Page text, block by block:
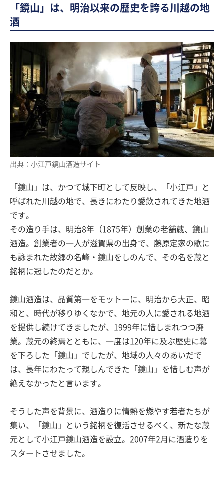
「鏡山」は、明治以来の歴史を誇る川越の地
酒
出典：小江戸鏡山酒造サイト
「鏡山」は、かつて城下町として反映し、「小江戸」と
呼ばれた川越の地で、長きにわたり愛飲されてきた地酒
です。
その造り手は、明治8年（1875年）創業の老舗蔵、鏡山
酒造。創業者の一人が滋賀県の出身で、藤原定家の歌に
も詠まれた故郷の名峰・鏡山をしのんで、その名を蔵と
銘柄に冠したのだとか。
鏡山酒造は、品質第一をモットーに、明治から大正、昭
和と、時代が移りゆくなかで、地元の人に愛される地酒
を提供し続けてきましたが、1999年に惜しまれつつ廃
業。蔵元の終焉とともに、一度は120年に及ぶ歴史に幕
を下ろした「鏡山」でしたが、地域の人々のあいだで
は、長年にわたって親しんできた「鏡山」を惜しむ声が
絶えなかったと言います。
そうした声を背景に、酒造りに情熱を燃やす若者たちが
集い、「鏡山」という銘柄を復活させるべく、新たな蔵
元として小江戸鏡山酒造を設立。2007年2月に酒造りを
スタートさせました。